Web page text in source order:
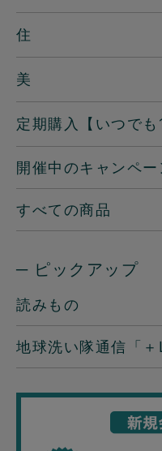
住
美
定期購入【いつでも
開催中のキャンペー
すべての商品
─ ピックアップ
読みもの
地球洗い隊通信「＋